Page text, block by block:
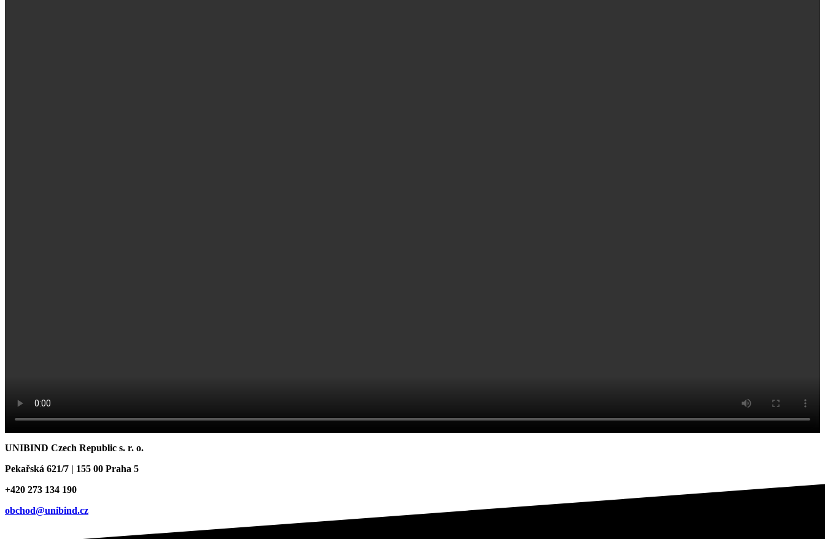
UNIBIND Czech Republic s. r. o.
Pekařská 621/7 | 155 00 Praha 5
+420 273 134 190
obchod@unibind.cz